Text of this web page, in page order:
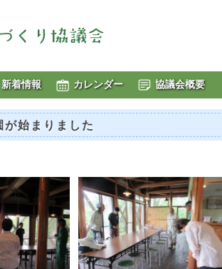
新着情報 カレンダー 協議会概要
が始まりました